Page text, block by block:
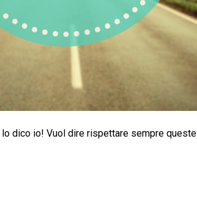
lo dico io! Vuol dire rispettare sempre queste